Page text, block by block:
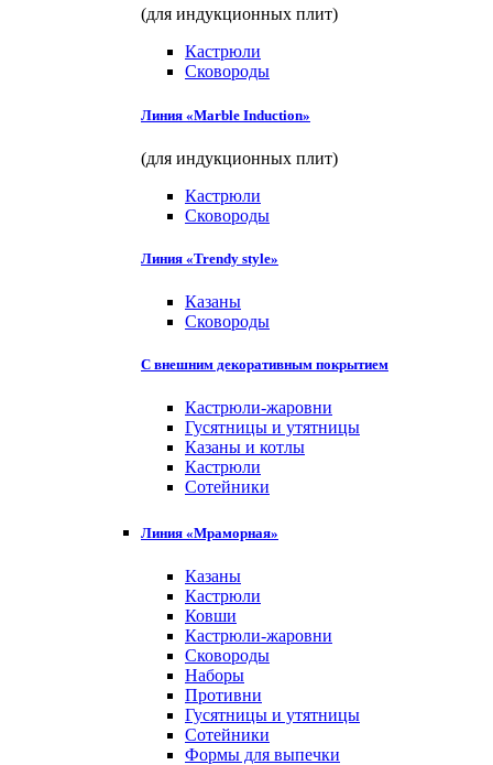
(для индукционных плит)
Кастрюли
Сковороды
Линия «Marble Induction»
(для индукционных плит)
Кастрюли
Сковороды
Линия «Trendy style»
Казаны
Сковороды
С внешним декоративным покрытием
Кастрюли-жаровни
Гусятницы и утятницы
Казаны и котлы
Кастрюли
Сотейники
Линия «Мраморная»
Казаны
Кастрюли
Ковши
Кастрюли-жаровни
Сковороды
Наборы
Противни
Гусятницы и утятницы
Сотейники
Формы для выпечки